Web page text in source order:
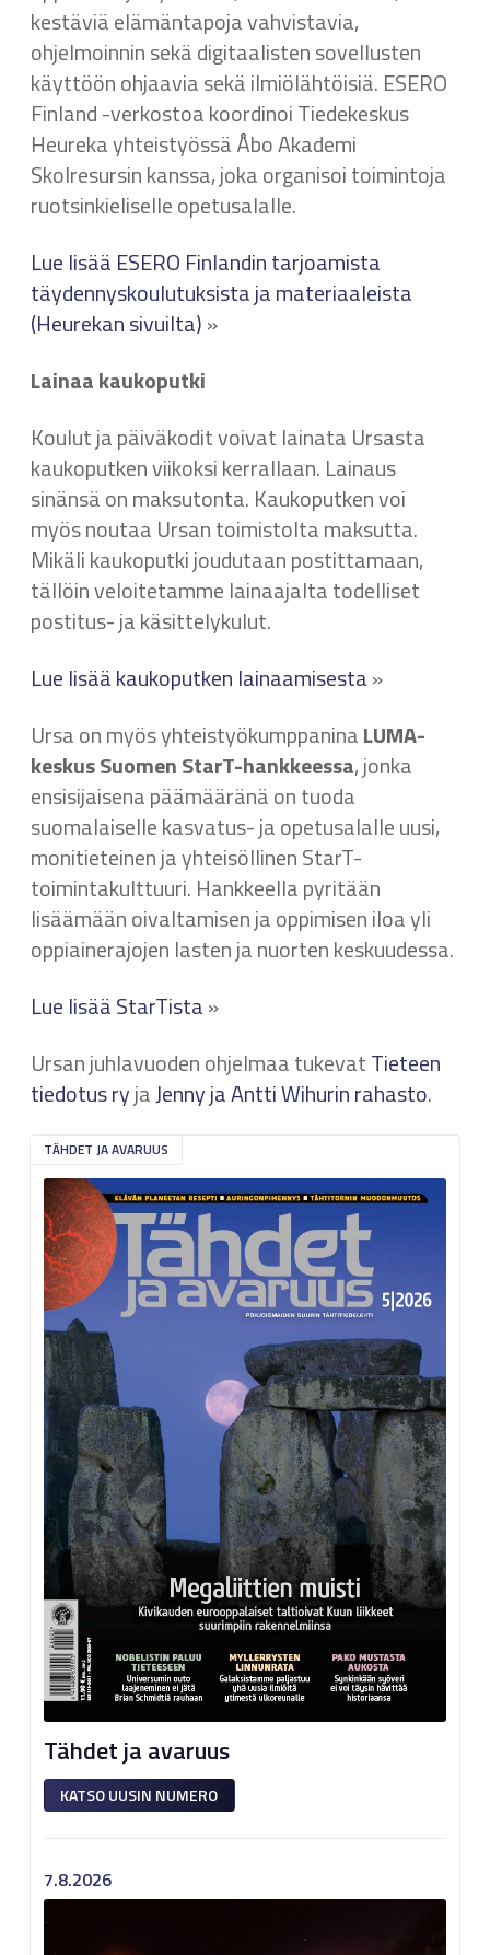
kestäviä elämäntapoja vahvistavia,
ohjelmoinnin sekä digitaalisten sovellusten
käyttöön ohjaavia sekä ilmiölähtöisiä. ESERO
Finland -verkostoa koordinoi Tiedekeskus
Heureka yhteistyössä Åbo Akademi
Skolresursin kanssa, joka organisoi toimintoja
ruotsinkieliselle opetusalalle.
Lue lisää ESERO Finlandin tarjoamista
täydennyskoulutuksista ja materiaaleista
(Heurekan sivuilta)»
Lainaa kaukoputki
Koulut ja päiväkodit voivat lainata Ursasta
kaukoputken viikoksi kerrallaan. Lainaus
sinänsä on maksutonta. Kaukoputken voi
myös noutaa Ursan toimistolta maksutta.
Mikäli kaukoputki joudutaan postittamaan,
tällöin veloitetamme lainaajalta todelliset
postitus- ja käsittelykulut.
Lue lisää kaukoputken lainaamisesta»
Ursa on myös yhteistyökumppaninaLUMA-
keskus Suomen StarT-hankkeessa, jonka
ensisijaisena päämääränä on tuoda
suomalaiselle kasvatus- ja opetusalalle uusi,
monitieteinen ja yhteisöllinen StarT-
toimintakulttuuri. Hankkeella pyritään
lisäämään oivaltamisen ja oppimisen iloa yli
oppiainerajojen lasten ja nuorten keskuudessa.
Lue lisää StarTista»
Ursan juhlavuoden ohjelmaa tukevatTieteen
tiedotus ryjaJenny ja Antti Wihurin rahasto.
TÄHDET JA AVARUUS
Tähdet ja avaruus
KATSO UUSIN NUMERO
7.8.2026